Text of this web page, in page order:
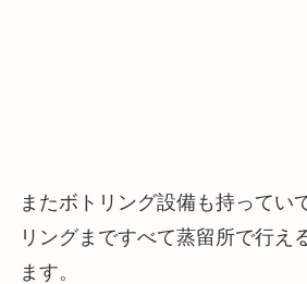
またボトリング設備も持ってい
リングまですべて蒸留所で行え
ます。